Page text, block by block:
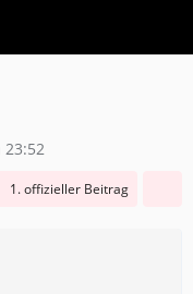
23:52
1. offizieller Beitrag